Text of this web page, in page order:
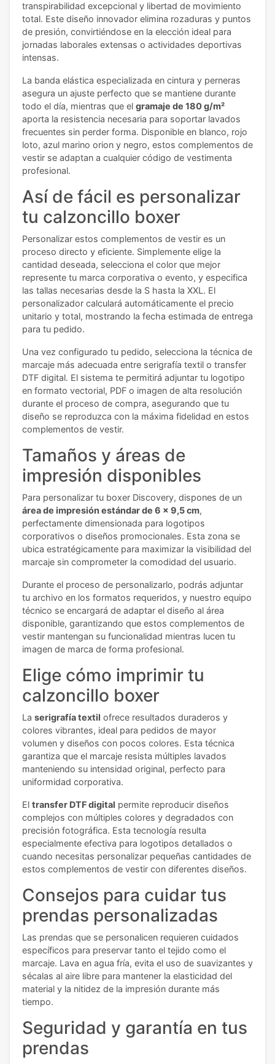
transpirabilidad excepcional y libertad de movimiento
total. Este diseño innovador elimina rozaduras y puntos
de presión, convirtiéndose en la elección ideal para
jornadas laborales extensas o actividades deportivas
intensas.
La banda elástica especializada en cintura y perneras
asegura un ajuste perfecto que se mantiene durante
todo el día, mientras que el gramaje de 180 g/m²
aporta la resistencia necesaria para soportar lavados
frecuentes sin perder forma. Disponible en blanco, rojo
loto, azul marino orion y negro, estos complementos de
vestir se adaptan a cualquier código de vestimenta
profesional.
Así de fácil es personalizar
tu calzoncillo boxer
Personalizar estos complementos de vestir es un
proceso directo y eficiente. Simplemente elige la
cantidad deseada, selecciona el color que mejor
represente tu marca corporativa o evento, y especifica
las tallas necesarias desde la S hasta la XXL. El
personalizador calculará automáticamente el precio
unitario y total, mostrando la fecha estimada de entrega
para tu pedido.
Una vez configurado tu pedido, selecciona la técnica de
marcaje más adecuada entre serigrafía textil o transfer
DTF digital. El sistema te permitirá adjuntar tu logotipo
en formato vectorial, PDF o imagen de alta resolución
durante el proceso de compra, asegurando que tu
diseño se reproduzca con la máxima fidelidad en estos
complementos de vestir.
Tamaños y áreas de
impresión disponibles
Para personalizar tu boxer Discovery, dispones de un
área de impresión estándar de 6 x 9,5 cm,
perfectamente dimensionada para logotipos
corporativos o diseños promocionales. Esta zona se
ubica estratégicamente para maximizar la visibilidad del
marcaje sin comprometer la comodidad del usuario.
Durante el proceso de personalizarlo, podrás adjuntar
tu archivo en los formatos requeridos, y nuestro equipo
técnico se encargará de adaptar el diseño al área
disponible, garantizando que estos complementos de
vestir mantengan su funcionalidad mientras lucen tu
imagen de marca de forma profesional.
Elige cómo imprimir tu
calzoncillo boxer
La serigrafía textil ofrece resultados duraderos y
colores vibrantes, ideal para pedidos de mayor
volumen y diseños con pocos colores. Esta técnica
garantiza que el marcaje resista múltiples lavados
manteniendo su intensidad original, perfecto para
uniformidad corporativa.
El transfer DTF digital permite reproducir diseños
complejos con múltiples colores y degradados con
precisión fotográfica. Esta tecnología resulta
especialmente efectiva para logotipos detallados o
cuando necesitas personalizar pequeñas cantidades de
estos complementos de vestir con diferentes diseños.
Consejos para cuidar tus
prendas personalizadas
Las prendas que se personalicen requieren cuidados
específicos para preservar tanto el tejido como el
marcaje. Lava en agua fría, evita el uso de suavizantes y
sécalas al aire libre para mantener la elasticidad del
material y la nitidez de la impresión durante más
tiempo.
Seguridad y garantía en tus
prendas